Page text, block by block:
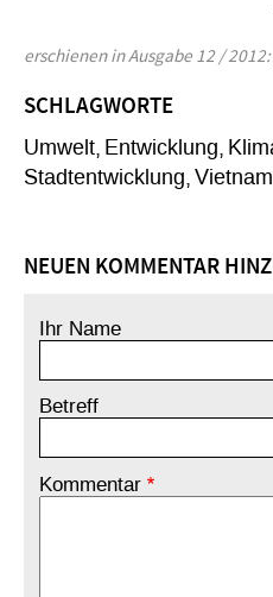
erschienen in Ausgabe 12 / 2012:
SCHLAGWORTE
Umwelt Entwicklung
Stadtentwicklung Vietnam
NEUEN KOMMENTAR
Ihr Name
Betreff
Kommentar